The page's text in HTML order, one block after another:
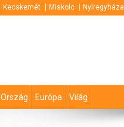
Kecskemét Miskolc Nyíregyháza
Ország Európa Világ